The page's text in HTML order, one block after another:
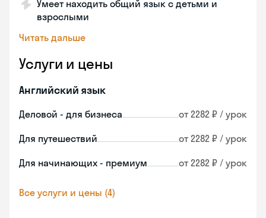
Умеет находить общий язык с детьми и
взрослыми
Читать дальше
Услуги и цены
Английский язык
Деловой - для бизнеса от 2282 ₽ / урок
Для путешествий от 2282 ₽ / урок
Для начинающих - премиум от 2282 ₽ / урок
Все услуги и цены (4)